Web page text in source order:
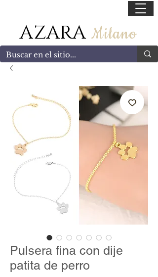
AZARA Milano
Pulsera fina con dije
patita de perro